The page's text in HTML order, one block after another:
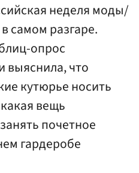
неделя моды/
самом разгаре.
опрос
выяснила, что
кутюрье носить
вещь
почетное
гардеробе